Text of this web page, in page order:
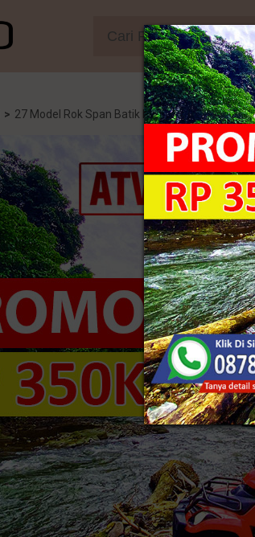
> 27 Model Rok Span Batik Panjang Terbaru